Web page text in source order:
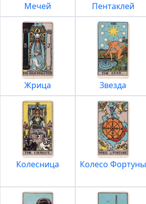
Мечей
Пентаклей
Жрица Звезда
Колесница Колесо Фортуны